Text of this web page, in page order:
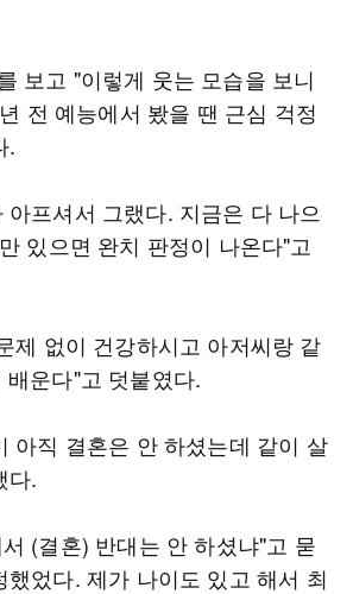
보고 "이렇게 웃는 모습을 보니
전 예능에서 봤을 땐 근심 걱정
.
프셔서 그랬다. 지금은 다 나으
있으면 완치 판정이 나온다"고
제 없이 건강하시고 아저씨랑 같
운다"고 덧붙였다.
아직 결혼은 안 하셨는데 같이 살
다.
(결혼) 반대는 안 하셨냐"고 묻
했었다. 제가 나이도 있고 해서 최